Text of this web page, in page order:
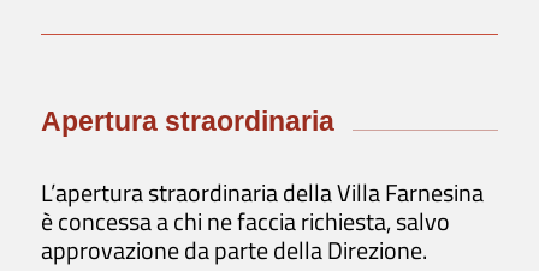
Apertura straordinaria
L’apertura straordinaria della Villa Farnesina
è concessa a chi ne faccia richiesta, salvo
approvazione da parte della Direzione.
Orari e Informazioni
Visite guidate / Gruppi / Scuole
Mostre e attività